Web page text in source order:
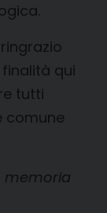
qui
tutti
comune
memoria